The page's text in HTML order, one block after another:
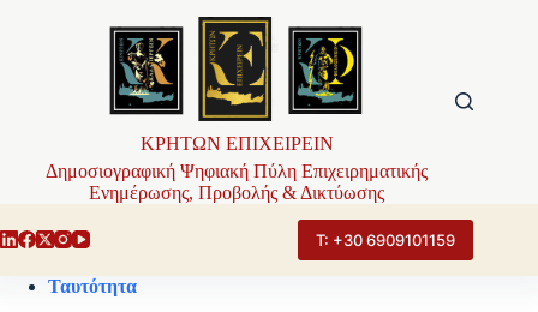
ΚΡΗΤΩΝ ΕΠΙΧΕΙΡΕΙΝ
Δημοσιογραφική Ψηφιακή Πύλη Επιχειρηματικής
Ενημέρωσης, Προβολής & Δικτύωσης
Τ: +30 6909101159
Ταυτότητα